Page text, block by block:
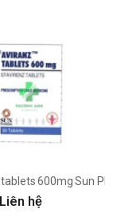
loét dạ dày, tá tràng
600mg Sun
Liên hệ